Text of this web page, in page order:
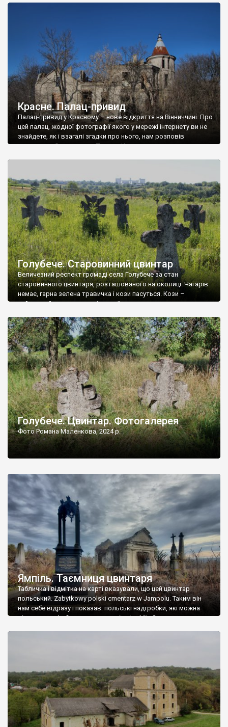
Красне. Палац-привид
Палац-привид у Красному – нове відкриття на Вінниччині. Про
цей палац, жодної фотографії якого у мережі інтернету ви не
знайдете, як і взагалі згадки про нього, нам розповів
мешканець Самгородка. Палац у Красному вразив не лише
Голубече. Старовинний цвинтар
Величезний респект громаді села Голубече за стан
старовинного цвинтаря, розташованого на околиці. Чагарів
немає, гарна зелена травичка і кози пасуться. Кози –
найкращий регулятор шкідливої, для старих кладовищ,
бруньками, кози ті бруньки обгризають, бо то улюблений
делікатес. На цвинтарі у Голубечому ціла колекція
різноманітних форм хрестів. Село відносно невелике, […]
Голубече. Цвинтар. Фотогалерея
Фото Романа Маленкова, 2024 р.
Ямпіль. Таємниця цвинтаря
Табличка і відмітка на карті вказували, що цей цвинтар
польський. Zabytkowy polski cmentarz w Jampolu. Таким він
нам себе відразу і показав: польські надгробки, які можна
віднести до фабричних, польські епітафії… Загалом цвинтар